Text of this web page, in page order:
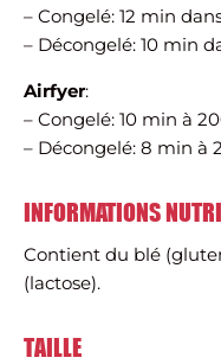
– Congelé: 12 min
– Décongelé: 10 min
Airfyer:
– Congelé: 10 min à
– Décongelé: 8 min à
INFORMATIONS
Contient du blé
(lactose).
TAILLE